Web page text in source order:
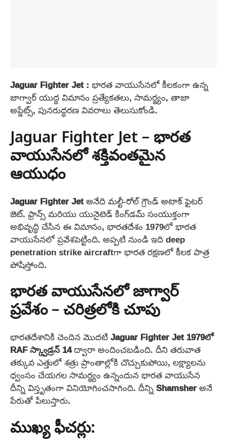
Jaguar Fighter Jet :భారత వాయుసేనలో కీలకంగా ఉన్న
జాగ్వార్ యుద్ధ విమానం ప్రత్యేకతలు, సామర్థ్యం, తాజా
అప్డేట్స్, పునరుద్ధరణ వివరాలు తెలుసుకోండి.
Jaguar Fighter Jet – భారత
వాయుసేనలో శక్తివంతమైన
ఆయుధం
Jaguar Fighter Jetఅనేది మల్టీ-రోల్ గ్రౌండ్ అటాక్ ఫైటర్
జెట్. ఫ్రాన్స్‌ మరియు యునైటెడ్ కింగ్‌డమ్ సంయుక్తంగా
అభివృద్ధి చేసిన ఈ విమానం, భారతదేశం 1979లో భారత
వాయుసేనలో ప్రవేశపెట్టింది. అప్పటి నుండి ఇది deep
penetration strike aircraftగా భారత రక్షణలో కీలక పాత్ర
పోషిస్తోంది.
భారత వాయుసేనలో జాగ్వార్
ప్రవేశం – చరిత్రలోకి చూపు
భారతదేశానికి చెందిన మొదటిJaguar Fighter Jet1979లో
RAF స్క్వాడ్రన్ 14ద్వారా అందించబడింది. దీని తరువాత
తక్కువ ఎత్తులో శత్రు ప్రాంతాల్లోకి చొచ్చుకుపోయి, లక్ష్యాలను
ధ్వంసం చేయగల సామర్థ్యం ఉన్నందున భారత వాయుసేన
దీన్ని విస్తృతంగా వినియోగించసాగింది. దీన్నిShamsherఅనే
పేరుతో పిలుస్తారు.
ముఖ్య ఫీచర్లు: